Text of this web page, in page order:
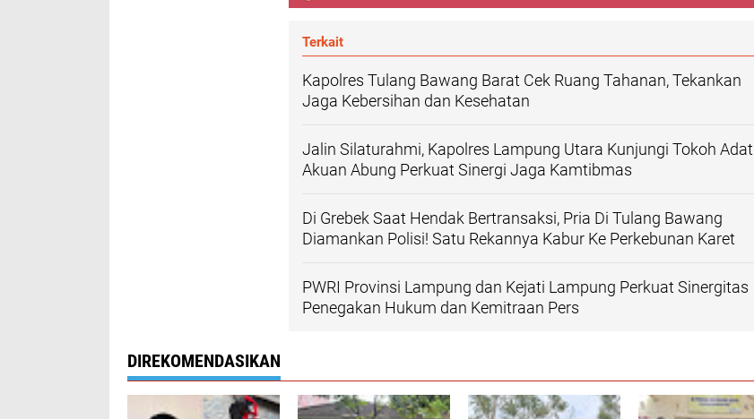
Terkait
Kapolres Tulang Bawang Barat Cek Ruang Tahanan, Tekankan
Jaga Kebersihan dan Kesehatan
Jalin Silaturahmi, Kapolres Lampung Utara Kunjungi Tokoh Adat
Akuan Abung Perkuat Sinergi Jaga Kamtibmas
Di Grebek Saat Hendak Bertransaksi, Pria Di Tulang Bawang
Diamankan Polisi! Satu Rekannya Kabur Ke Perkebunan Karet
PWRI Provinsi Lampung dan Kejati Lampung Perkuat Sinergitas
Penegakan Hukum dan Kemitraan Pers
DIREKOMENDASIKAN